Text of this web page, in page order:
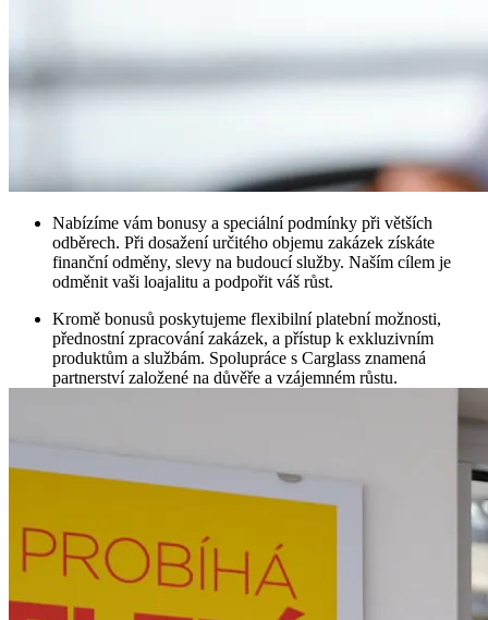
Nabízíme vám bonusy a speciální podmínky při větších
odběrech. Při dosažení určitého objemu zakázek získáte
finanční odměny, slevy na budoucí služby. Naším cílem je
odměnit vaši loajalitu a podpořit váš růst.
Kromě bonusů poskytujeme flexibilní platební možnosti,
přednostní zpracování zakázek, a přístup k exkluzivním
produktům a službám. Spolupráce s Carglass znamená
partnerství založené na důvěře a vzájemném růstu.